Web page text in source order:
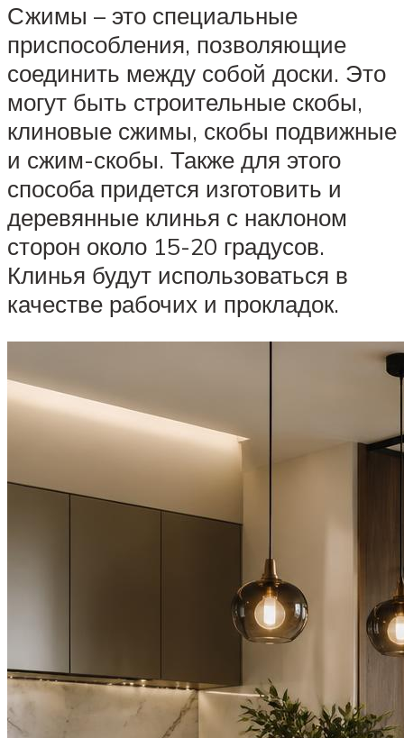
Сжимы – это специальные
приспособления, позволяющие
соединить между собой доски. Это
могут быть строительные скобы,
клиновые сжимы, скобы подвижные
и сжим-скобы. Также для этого
способа придется изготовить и
деревянные клинья с наклоном
сторон около 15-20 градусов.
Клинья будут использоваться в
качестве рабочих и прокладок.